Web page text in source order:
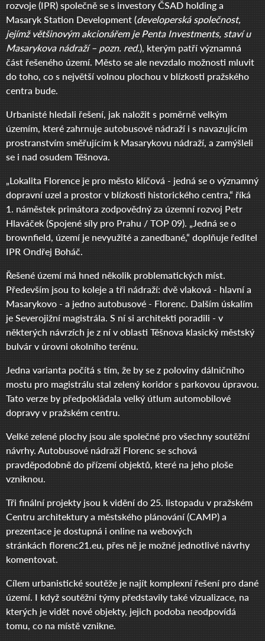
rozvoje (IPR) společně se s investory ČSAD holding a
Masaryk Station Development (developerská společnost,
jejímž většinovým akcionářem je Penta Investments, staví u
Masarykova nádraží – pozn. red.), kterým patří významná
část řešeného území. Město se ale nevzdalo možnosti mluvit
do toho, co s největší volnou plochou v blízkosti pražského
centra bude.
Urbanisté hledali řešení, jak naložit s poměrně velkým
územím, které zahrnuje autobusové nádraží i s navazujícím
prostranstvím směřujícím k Masarykovu nádraží, a zamýšleli
se i nad osudem Těšnova.
„Lokalita Florence je pro město klíčová - jedná se o významný
dopravní uzel a prostor v blízkosti historického centra,“ říká
1. náměstek primátora zodpovědný za územní rozvoj Petr
Hlaváček (Spojené síly pro Prahu / TOP 09). „Jedná se o
brownfield, území je nevyužité a zanedbané,“ doplňuje ředitel
IPR Ondřej Boháč.
Řešené území má hned několik problematických míst.
Především jsou to koleje a tři nádraží: dvě vlaková - hlavní a
Masarykovo - a jedno autobusové - Florenc. Dalším úskalím
je Severojižní magistrála. S ní si architekti poradili - v
některých návrzích je z ní v oblasti Těšnova klasický městský
bulvár v úrovni okolního terénu.
Jedna varianta počítá s tím, že by se z poloviny dálničního
mostu pro magistrálu stal zelený koridor s parkovou úpravou.
Tato verze by předpokládala velký útlum automobilové
dopravy v pražském centru.
Velké zelené plochy jsou ale společné pro všechny soutěžní
návrhy. Autobusové nádraží Florenc se schová
pravděpodobně do přízemí objektů, které na jeho ploše
vzniknou.
Tři finální projekty jsou k vidění do 25. listopadu v pražském
Centru architektury a městského plánování (CAMP) a
prezentace je dostupná i online na webových
stránkách florenc21.eu, přes ně je možné jednotlivé návrhy
komentovat.
Cílem urbanistické soutěže je najít komplexní řešení pro dané
území. I když soutěžní týmy představily také vizualizace, na
kterých je vidět nové objekty, jejich podoba neodpovídá
tomu, co na místě vznikne.